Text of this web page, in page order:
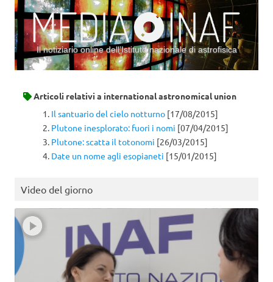
Il notiziario online dell’Istituto nazionale di astrofisica
Articoli relativi a international astronomical union
Il santuario del cielo notturno [17/08/2015]
Plutone inesplorato: fuori i nomi [07/04/2015]
Plutone: scatta il totonomi [26/03/2015]
Date un nome agli esopianeti [15/01/2015]
Video del giorno